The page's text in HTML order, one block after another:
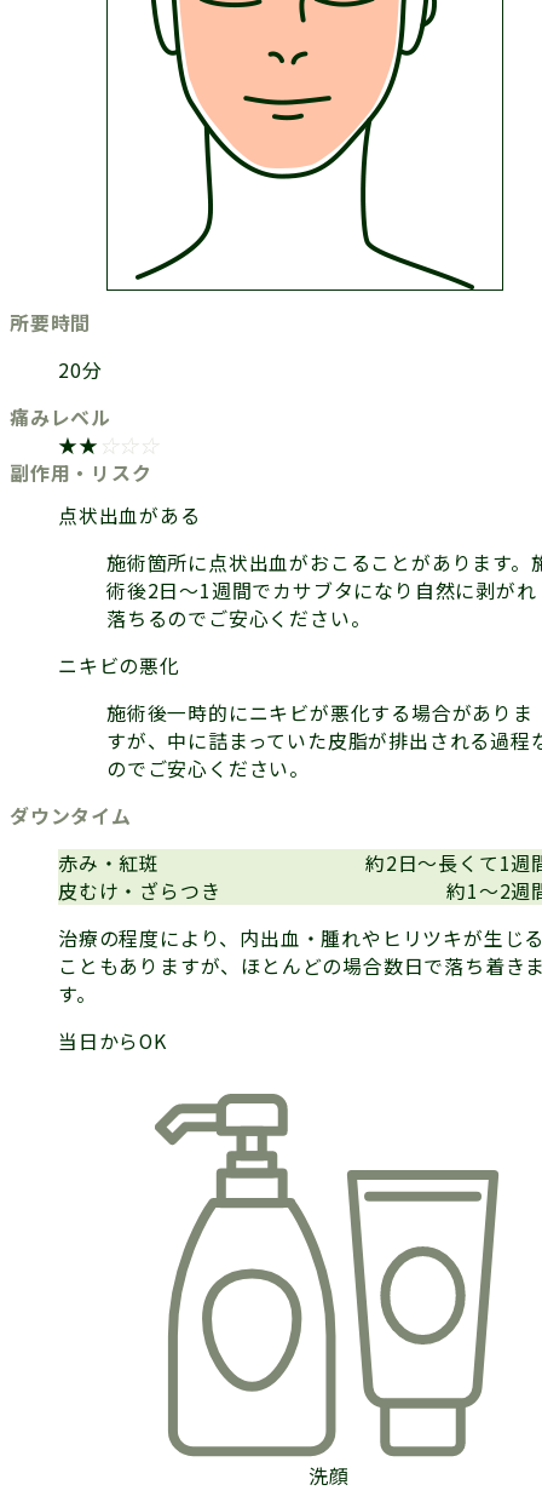
所要時間
20分
痛みレベル
★★ ☆☆☆
副作用・リスク
点状出血がある
施術箇所に点状出血がおこることがあります。
術後2日～1週間でカサブタになり自然に剥がれ
落ちるのでご安心ください。
ニキビの悪化
施術後一時的にニキビが悪化する場合がありま
すが、中に詰まっていた皮脂が排出される過程
のでご安心ください。
ダウンタイム
赤み・紅斑
約2日～長くて1週
皮むけ・ざらつき
約1～2週
治療の程度により、内出血・腫れやヒリツキが生じ
こともありますが、ほとんどの場合数日で落ち着き
す。
当日からOK
洗顔